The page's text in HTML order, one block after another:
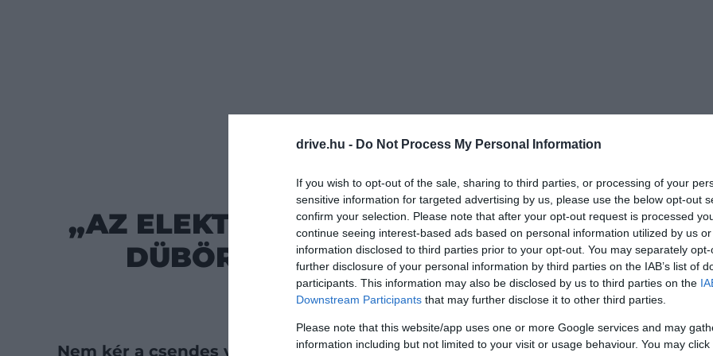
drive.hu - Do Not Process My Personal Information
If you wish to opt-out of the sale, sharing to third parties, or processing of your
sensitive information for targeted advertising by us, please use the below opt-out
confirm your selection. Please note that after your opt-out request is processed
continue seeing interest-based ads based on personal information utilized by us
information disclosed to third parties prior to your opt-out. You may separately
further disclosure of your personal information by third parties on the IAB’s list of
participants. This information may also be disclosed by us to third parties on the
Downstream Participants that may further disclose it to other third parties.
Please note that this website/app uses one or more Google services and may
information including but not limited to your visit or usage behaviour. You may
„AZ ELEKTROMOS AUTÓK NEM NÉMÁK" –
DÜBÖRGŐ VILLANYAUTÓT ÍGÉR A
FERRARI
Nem kér a csendes villanyautókból a Ferrari: az olasz luxusautó-gyártó első